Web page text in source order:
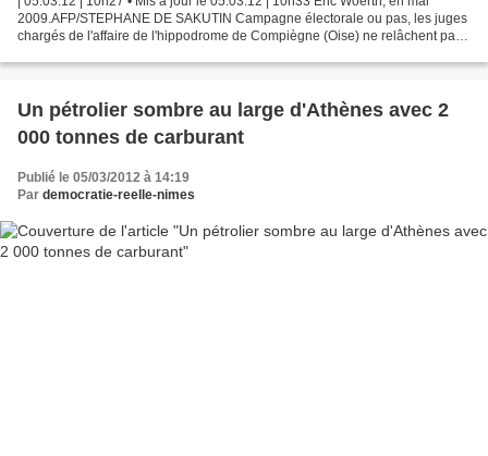
2009.AFP/STEPHANE DE SAKUTIN Campagne électorale ou pas, les juges
chargés de l'affaire de l'hippodrome de Compiègne (Oise) ne relâchent pas
Un pétrolier sombre au large d'Athènes avec 2
000 tonnes de carburant
Publié le 05/03/2012 à 14:19
Par democratie-reelle-nimes